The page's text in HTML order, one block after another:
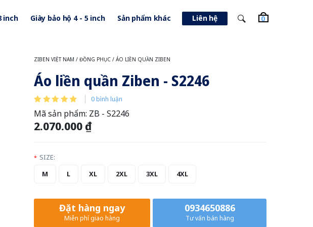
0
inch Giày bảo hộ 4 - 5 inch Sản phẩm khác Liên hệ
ZIBEN VIỆT NAM / ĐỒNG PHỤC / ÁO LIỀN QUẦN ZIBEN
Áo liền quần Ziben - S2246
0 bình luận
Mã sản phẩm: ZB - S2246
2.070.000 ₫
* SIZE:
M
L XL 2XL 3XL 4XL
Đặt hàng ngay
Miễn phí giao hàng
0934650886
Tư vấn bán hàng